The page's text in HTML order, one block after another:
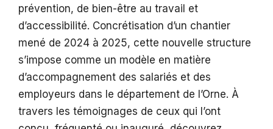
prévention, de bien-être au travail et
d’accessibilité. Concrétisation d’un chantier
mené de 2024 à 2025, cette nouvelle structure
s’impose comme un modèle en matière
d’accompagnement des salariés et des
employeurs dans le département de l’Orne. À
travers les témoignages de ceux qui l’ont